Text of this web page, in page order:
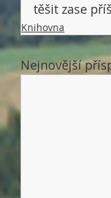
těšit zase
Knihovna
Nejnovější